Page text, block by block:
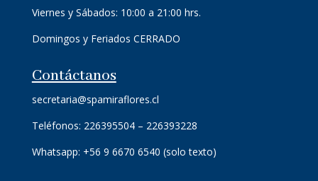
Viernes y Sábados: 10:00 a 21:00 hrs.
Domingos y Feriados CERRADO
Contáctanos
secretaria@spamiraflores.cl
Teléfonos: 226395504 – 226393228
Whatsapp: +56 9 6670 6540 (solo texto)